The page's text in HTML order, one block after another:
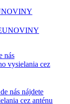
nás
vysielania cez
nás nájdete
cez anténu